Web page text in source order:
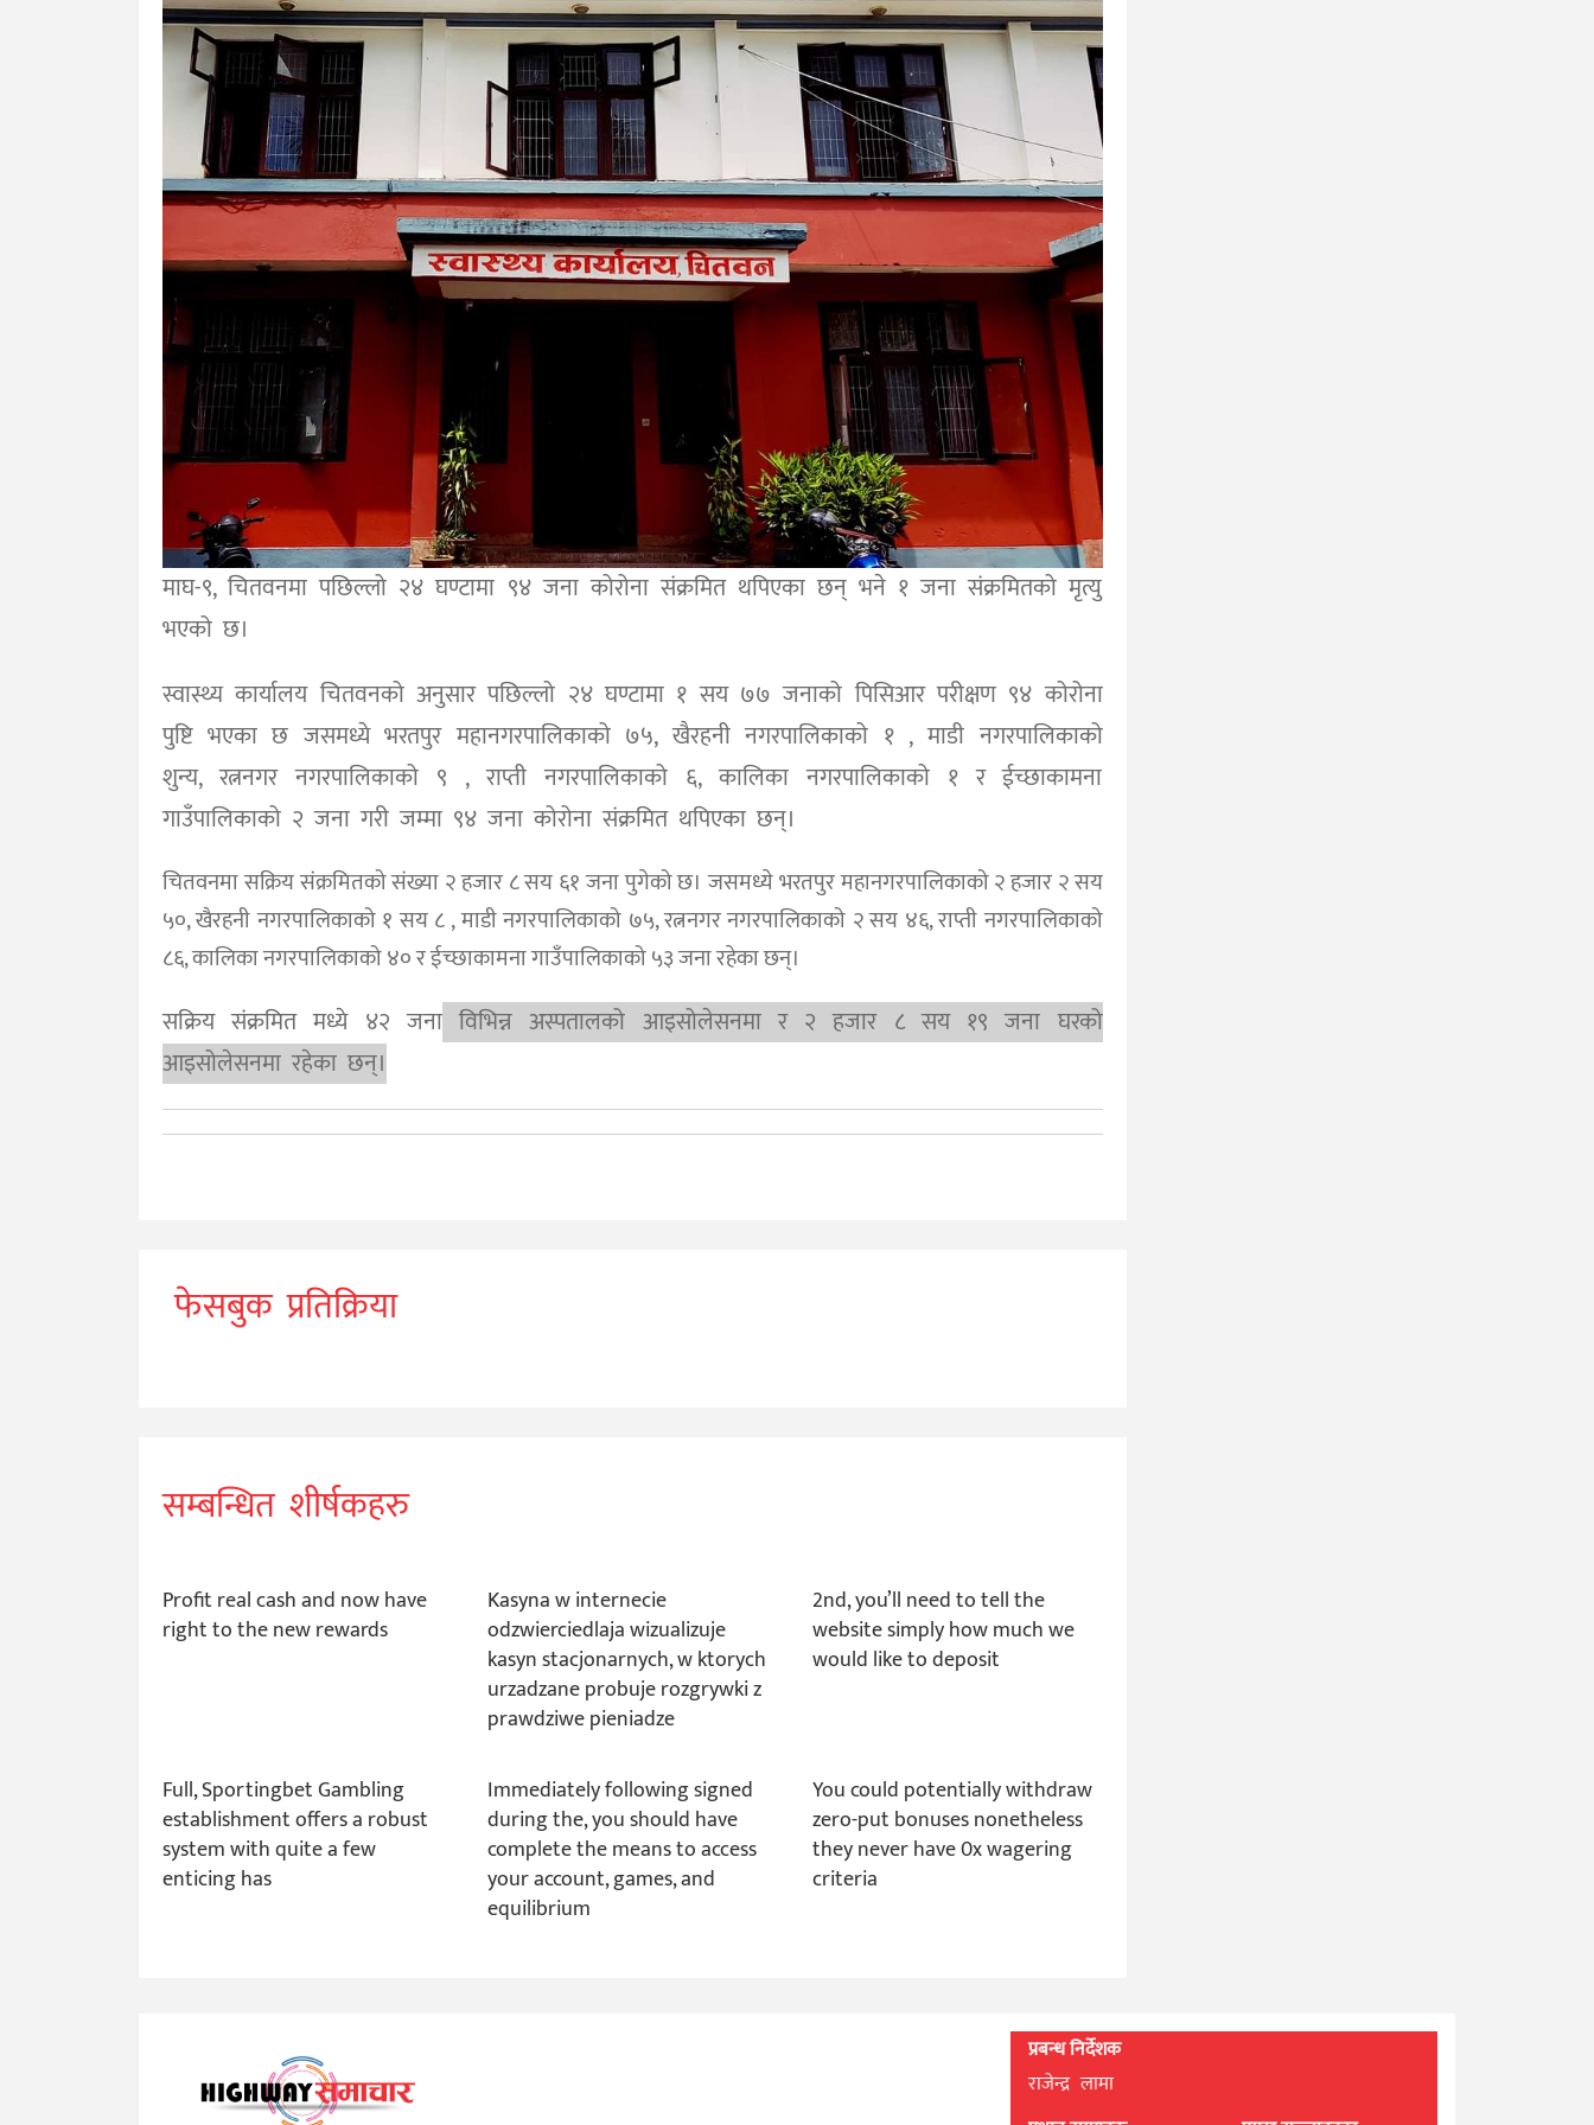
माघ-९, चितवनमा पछिल्लो २४ घण्टामा ९४ जना कोरोना संक्रमित थपिएका छन् भने १ जना संक्रमितको मृत्यु
भएको छ।
स्वास्थ्य कार्यालय चितवनको अनुसार पछिल्लो २४ घण्टामा १ सय ७७ जनाको पिसिआर परीक्षण ९४ कोरोना
पुष्टि भएका छ जसमध्ये भरतपुर महानगरपालिकाको ७५, खैरहनी नगरपालिकाको १ , माडी नगरपालिकाको
शुन्य, रत्ननगर नगरपालिकाको ९ , राप्ती नगरपालिकाको ६, कालिका नगरपालिकाको १ र ईच्छाकामना
गाउँपालिकाको २ जना गरी जम्मा ९४ जना कोरोना संक्रमित थपिएका छन्।
चितवनमा सक्रिय संक्रमितको संख्या २ हजार ८ सय ६१ जना पुगेको छ। जसमध्ये भरतपुर महानगरपालिकाको २ हजार २ सय
५०, खैरहनी नगरपालिकाको १ सय ८ , माडी नगरपालिकाको ७५, रत्ननगर नगरपालिकाको २ सय ४६, राप्ती नगरपालिकाको
८६, कालिका नगरपालिकाको ४० र ईच्छाकामना गाउँपालिकाको ५३ जना रहेका छन्।
सक्रिय संक्रमित मध्ये ४२ जनाविभिन्न अस्पतालको आइसोलेसनमा र २ हजार ८ सय १९ जना घरको
आइसोलेसनमा रहेका छन्।
फेसबुक प्रतिक्रिया
सम्बन्धित शीर्षकहरु
Profit real cash and now have
right to the new rewards
Kasyna w internecie
odzwierciedlaja wizualizuje
kasyn stacjonarnych, w ktorych
urzadzane probuje rozgrywki z
prawdziwe pieniadze
2nd, you’ll need to tell the
website simply how much we
would like to deposit
Full, Sportingbet Gambling
establishment offers a robust
system with quite a few
enticing has
Immediately following signed
during the, you should have
complete the means to access
your account, games, and
equilibrium
You could potentially withdraw
zero-put bonuses nonetheless
they never have 0x wagering
criteria
प्रबन्ध निर्देशक
राजेन्द्र लामा